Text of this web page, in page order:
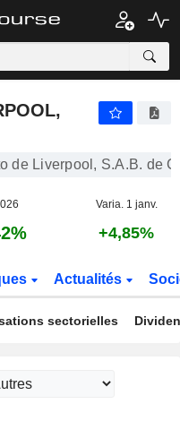
de Liverpool, S.A.B. de
Varia. 1 janv.
+4,85%
Actualités
sectorielles